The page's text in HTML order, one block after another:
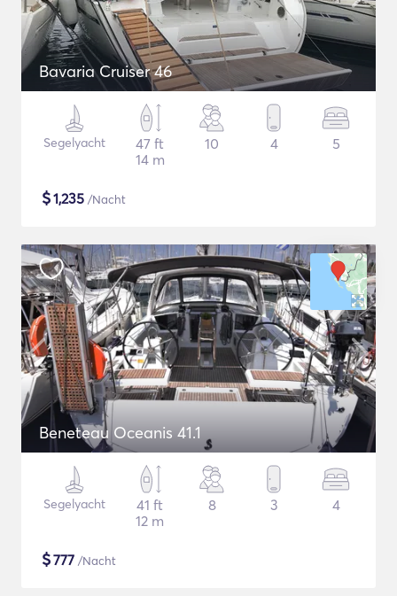
Bavaria Cruiser 46
Segelyacht
47 ft
14 m
10 4 5
$1,235 /Nacht
Beneteau Oceanis 41.1
Segelyacht
41 ft
12 m
8 3 4
$777 /Nacht